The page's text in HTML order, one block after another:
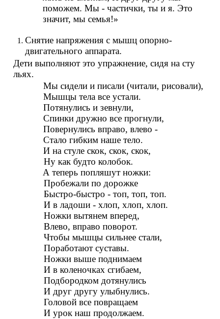
поможем. Мы - частички, ты и я. Это
значит, мы семья!»
Снятие напряжения с мышц опорно-
двигательного аппарата.
Дети выполняют это упражнение, сидя на сту
льях.
Мы сидели и писали (читали, рисовали),
Мышцы тела все устали.
Потянулись и зевнули,
Спинки дружно все прогнули,
Повернулись вправо, влево -
Стало гибким наше тело.
И на стуле скок, скок, скок,
Ну как будто колобок.
А теперь попляшут ножки:
Пробежали по дорожке
Быстро-быстро - топ, топ, топ.
И в ладоши - хлоп, хлоп, хлоп.
Ножки вытянем вперед,
Влево, вправо поворот.
Чтобы мышцы сильнее стали,
Поработают суставы.
Ножки выше поднимаем
И в коленочках сгибаем,
Подбородком дотянулись
И друг другу улыбнулись.
Головой все повращаем
И урок наш продолжаем.